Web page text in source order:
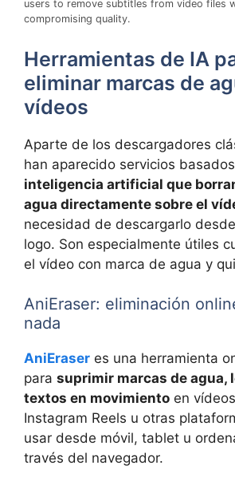
users to remove subtitles from video files
compromising quality.
Herramientas de IA
eliminar marcas de
vídeos
Aparte de los descargadores
han aparecido servicios
inteligencia artificial que
agua directamente sobre el
necesidad de descargarlo
logo. Son especialmente útiles
el vídeo con marca de agua y
AniEraser: eliminación
nada
AniEraser es una herramienta
para suprimir marcas de agua,
textos en movimiento en
Instagram Reels u otras
usar desde móvil, tablet u
través del navegador.